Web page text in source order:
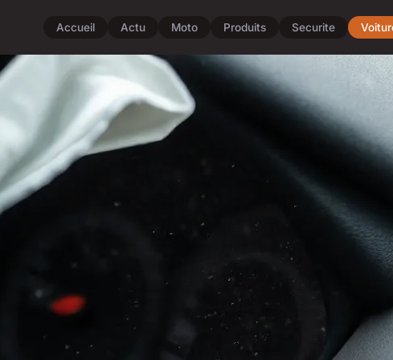
Accueil Actu Moto Produits Securite